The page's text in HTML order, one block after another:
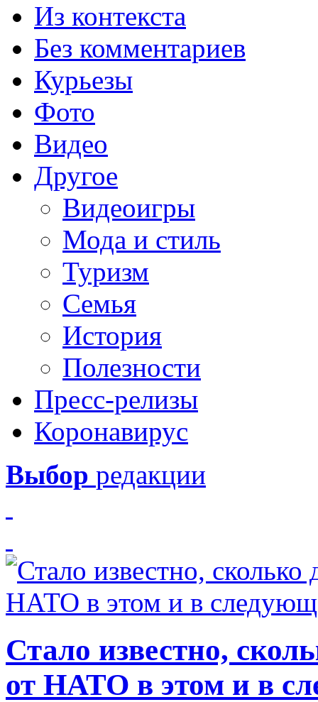
Из контекста
Без комментариев
Курьезы
Фото
Видео
Другое
Видеоигры
Мода и стиль
Туризм
Семья
История
Полезности
Пресс-релизы
Коронавирус
Выбор редакции
Стало известно,
от НАТО в этом и в